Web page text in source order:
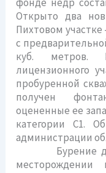
Открыто два
Пихтовом
с
куб. метров.
лицензионного
пробуренной
получен
оцененные ее
категории С1.
администрации
Бурение двух
месторождении